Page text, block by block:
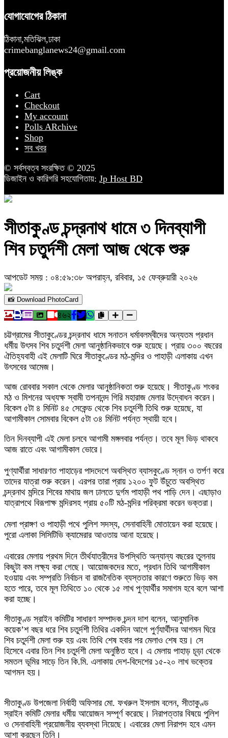
যোগাযোগের ঠিকানা
ঠিকানা,মতিঝিল,ঢাকা
crimebanglanews24@gmail.com
প্রয়োজনীয় লিঙ্ক
Cart
Checkout
My account
Polls ARchive
Shop
সব খবর
© সর্বস্বত্ব সংরক্ষিত © 2025
ডিজাইন ও কারিগরি সহযোগিতায়: Jp Host BD
সীতাকুণ্ড চন্দ্রনাথ ধামে ৩ দিনব্যাপী
শিব চতুর্দশী মেলা আজ থেকে শুরু
আপডেট সময় : ০৪:৫৯:৩৮ অপরাহ্ন, রবিবার, ১৫ ফেব্রুয়ারী ২০২৬
📸 Download PhotoCard
৪৬২
চট্টগ্রামের সীতাকুণ্ডের চন্দ্রনাথ ধামে সনাতন ধর্মাবলম্বীদের অন্যতম প্রধান
ধর্মীয় উৎসব শিব চতুর্দশী মেলা আনুষ্ঠানিকভাবে শুরু হয়েছে। প্রায় ৩০০ বছরের
ঐতিহ্যবাহী এই মেলাটি ঘিরে সীতাকুণ্ডের মঠ-মন্দির ও পাহাড়ী এলাকায় এখন
উৎসবের আমেজ।
​আজ রোববার সকাল থেকে মেলার আনুষ্ঠানিকতা শুরু হয়েছে। সীতাকুণ্ড শংকর
মঠ ও মিশনের অধ্যক্ষ স্বামী তপনানন্দ গিরি মহারাজ মেলার উদ্বোধন করেন।
বিকেল ৫টা ৪ মিনিট ৪৫ সেকেন্ড থেকে শিব চতুর্দশী তিথি শুরু হয়েছে, যা
আগামীকাল সোমবার বিকেল ৫টা ৩৪ মিনিট পর্যন্ত স্থায়ী হবে।
​তিন দিনব্যাপী এই মেলা চলবে আগামী মঙ্গলবার পর্যন্ত। তবে মূল ভিড় থাকবে
আজ রাতে এবং আগামীকাল ভোরে।
​পুণ্যার্থীরা সাধারণত পাহাড়ের পাদদেশে অবস্থিত ব্যাসকুণ্ডে স্নান ও তর্পণ করে
তাদের যাত্রা শুরু করেন। এরপর তারা প্রায় ১২০০ ফুট উঁচুতে অবস্থিত
চন্দ্রনাথ মন্দিরে শিবের মাথায় জল ঢালতে দুর্গম পাহাড়ী পথ পাড়ি দেন। এছাড়াও
যাত্রাপথে বিরূপাক্ষ মন্দিরসহ প্রায় ৫০টি মঠ-মন্দির পরিক্রমা করেন ভক্তরা।
মেলা প্রাঙ্গণ ও পাহাড়ী পথে পুলিশ সদস্য, সেনাবাহিনী মোতায়েন করা হয়েছে।
পুরো এলাকা সিসিটিভি ক্যামেরার আওতায় আনা হয়েছে।
​এবারের মেলায় প্রথম দিনে তীর্থযাত্রীদের উপস্থিতি অন্যান্য বছরের তুলনায়
কিছুটা কম লক্ষ্য করা গেছে। আয়োজকদের মতে, প্রধান তিথি আগামীকাল
হওয়ায় এবং সম্প্রতি নির্বাচন বা রাজনৈতিক ব্যস্ততার কারণে শুরুতে ভিড় কম
হতে পারে, তবে মূল তিথিতে ১০ থেকে ১৫ লাখ পুণ্যার্থীর সমাগম হবে বলে আশা
করা হচ্ছে।
সীতাকুণ্ড স্রাইন কমিটির সাধারণ সম্পাদক চন্দন দাশ বলেন, আনুমানিক
কয়েক’শ বছর ধরে শিব চতুর্দশী তিথির একদিন আগে পুর্ণ্যার্থীদর আগমন ঘিরে
শিব চতুর্দশী মেলা শুরু হয় এবং তিথি শেষ হবার পর মেলাও শেষ হয়। সে
হিসেবে এবার তিন শিব চতুর্দশী মেলা অনুষ্ঠিত হবে। এ মেলায় পাহাড় চূড়া থেকে
সমতল ভূমির সাড়ে তিন কি.মি. এলাকায় দেশ-বিদেশের ১৫-২০ লাখ ভক্তের
আগমন হয়।
সীতাকুণ্ড উপজেলা নির্বাহী অফিসার মো. ফখরুল ইসলাম বলেন, সীতাকুণ্ড
স্রাইন কমিটি মেলার ধর্মীয় আয়োজন সম্পূর্ণ করেছে। নিরাপত্তার বিষয়ে পুলিশ
ও সেনাবাহিনী প্রয়োজনীয় ব্যবস্থা নিয়েছে। এবারের মেলা নিরাপদ হবে এমন
আশা করছেন তিনি।